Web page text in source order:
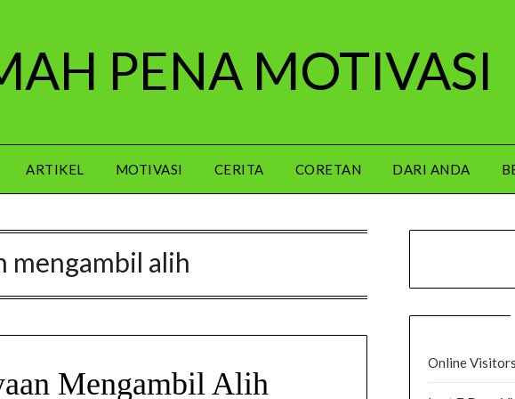
PENA MOTIVASI
ARTIKEL MOTIVASI CERITA CORETAN DARI ANDA
mengambil alih
Mengambil Alih
Online